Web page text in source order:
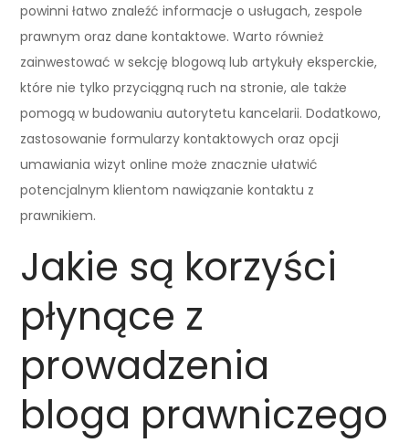
powinni łatwo znaleźć informacje o usługach, zespole
prawnym oraz dane kontaktowe. Warto również
zainwestować w sekcję blogową lub artykuły eksperckie,
które nie tylko przyciągną ruch na stronie, ale także
pomogą w budowaniu autorytetu kancelarii. Dodatkowo,
zastosowanie formularzy kontaktowych oraz opcji
umawiania wizyt online może znacznie ułatwić
potencjalnym klientom nawiązanie kontaktu z
prawnikiem.
Jakie są korzyści
płynące z
prowadzenia
bloga prawniczego